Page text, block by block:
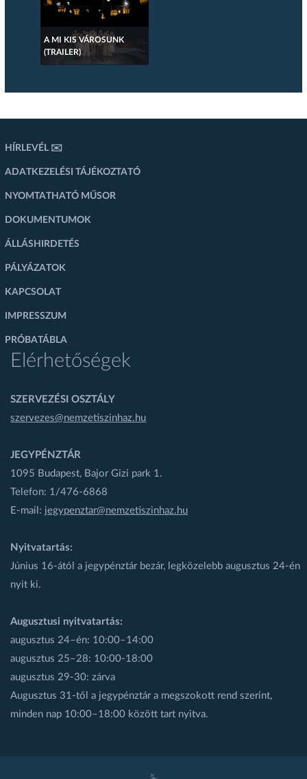
A MI KIS VÁROSUNK
(TRAILER)
HÍRLEVÉL ✉️
ADATKEZELÉSI TÁJÉKOZTATÓ
NYOMTATHATÓ MŰSOR
DOKUMENTUMOK
ÁLLÁSHIRDETÉS
PÁLYÁZATOK
KAPCSOLAT
IMPRESSZUM
PRÓBATÁBLA
Elérhetőségek
SZERVEZÉSI OSZTÁLY
szervezes@nemzetiszinhaz.hu
JEGYPÉNZTÁR
1095 Budapest, Bajor Gizi park 1.
Telefon: 1/476-6868
E-mail: jegypenztar@nemzetiszinhaz.hu
Nyitvatartás:
Június 16-ától a jegypénztár bezár, legközelebb augusztus 24-én
nyit ki.
Augusztusi nyitvatartás:
augusztus 24–én: 10:00–14:00
augusztus 25–28: 10:00-18:00
augusztus 29-30: zárva
Augusztus 31-től a jegypénztár a megszokott rend szerint,
minden nap 10:00–18:00 között tart nyitva.